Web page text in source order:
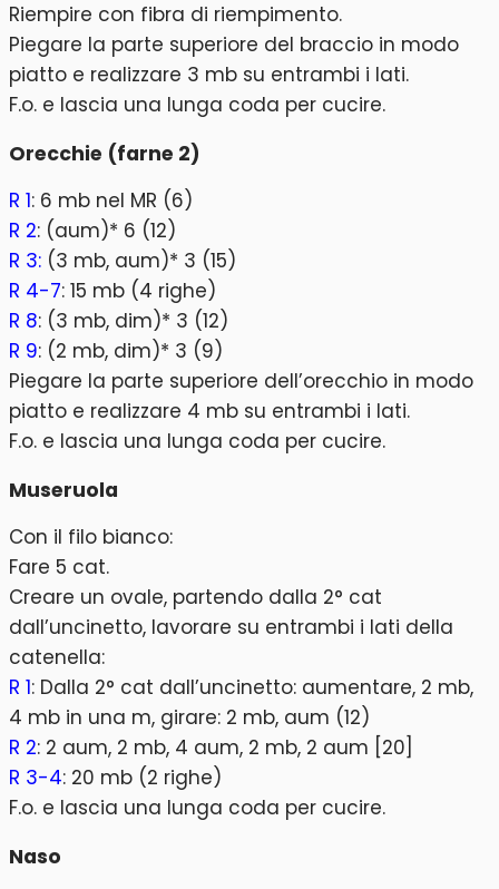
Riempire con fibra di riempimento.
Piegare la parte superiore del braccio in modo
piatto e realizzare 3 mb su entrambi i lati.
F.o. e lascia una lunga coda per cucire.
Orecchie (farne 2)
R 1: 6 mb nel MR (6)
R 2: (aum)* 6 (12)
R 3: (3 mb, aum)* 3 (15)
R 4-7: 15 mb (4 righe)
R 8: (3 mb, dim)* 3 (12)
R 9: (2 mb, dim)* 3 (9)
Piegare la parte superiore dell’orecchio in modo
piatto e realizzare 4 mb su entrambi i lati.
F.o. e lascia una lunga coda per cucire.
Museruola
Con il filo bianco:
Fare 5 cat.
Creare un ovale, partendo dalla 2° cat
dall’uncinetto, lavorare su entrambi i lati della
catenella:
R 1: Dalla 2° cat dall’uncinetto: aumentare, 2 mb,
4 mb in una m, girare: 2 mb, aum (12)
R 2: 2 aum, 2 mb, 4 aum, 2 mb, 2 aum [20]
R 3-4: 20 mb (2 righe)
F.o. e lascia una lunga coda per cucire.
Naso